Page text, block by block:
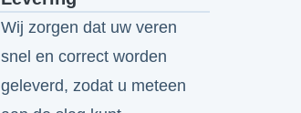
Wij zorgen dat uw veren
snel en correct worden
geleverd, zodat u meteen